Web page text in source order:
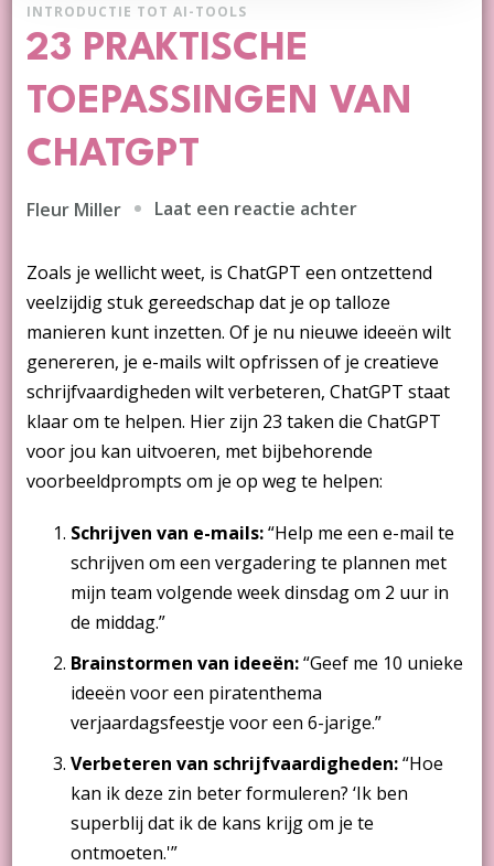
INTRODUCTIE TOT AI-TOOLS
23 PRAKTISCHE
TOEPASSINGEN VAN
CHATGPT
Fleur Miller Laat een reactie achterop
praktische
toepassingen
van
ChatGPT
Zoals je wellicht weet, is ChatGPT een ontzettend
veelzijdig stuk gereedschap dat je op talloze
manieren kunt inzetten. Of je nu nieuwe ideeën wilt
genereren, je e-mails wilt opfrissen of je creatieve
schrijfvaardigheden wilt verbeteren, ChatGPT staat
klaar om te helpen. Hier zijn 23 taken die ChatGPT
voor jou kan uitvoeren, met bijbehorende
voorbeeldprompts om je op weg te helpen:
Schrijven van e-mails:“Help me een e-mail te
schrijven om een vergadering te plannen met
mijn team volgende week dinsdag om 2 uur in
de middag.”
Brainstormen van ideeën:“Geef me 10 unieke
ideeën voor een piratenthema
verjaardagsfeestje voor een 6-jarige.”
Verbeteren van schrijfvaardigheden:“Hoe
kan ik deze zin beter formuleren? ‘Ik ben
superblij dat ik de kans krijg om je te
ontmoeten.'”